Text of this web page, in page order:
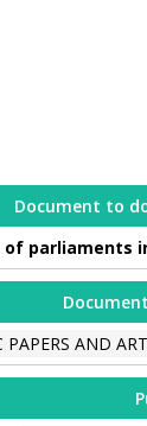
Document to
parliaments
PAPERS AND